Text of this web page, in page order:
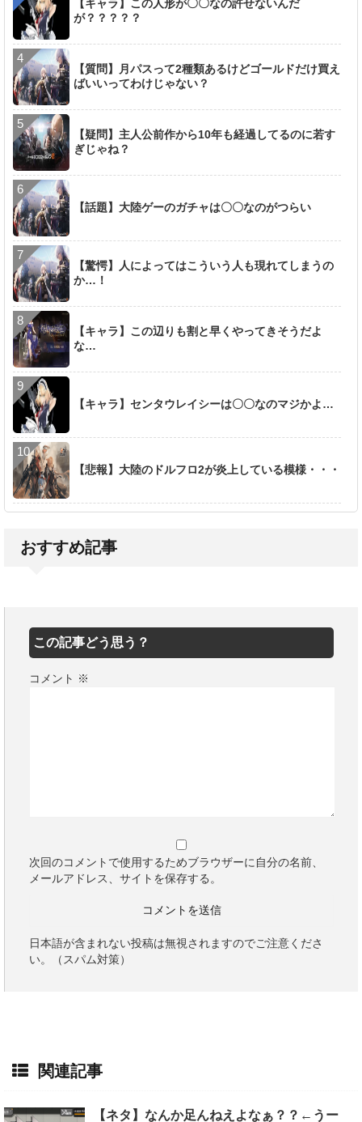
【キャラ】この人形が〇〇なの許せないんだ
が？？？？？
【質問】月パスって2種類あるけどゴールドだけ買え
ばいいってわけじゃない？
【疑問】主人公前作から10年も経過してるのに若す
ぎじゃね？
【話題】大陸ゲーのガチャは〇〇なのがつらい
【驚愕】人によってはこういう人も現れてしまうの
か…！
【キャラ】この辺りも割と早くやってきそうだよ
な…
【キャラ】センタウレイシーは〇〇なのマジかよ…
【悲報】大陸のドルフロ2が炎上している模様・・・
おすすめ記事
この記事どう思う？
コメント ※
次回のコメントで使用するためブラウザーに自分の名前、
メールアドレス、サイトを保存する。
日本語が含まれない投稿は無視されますのでご注意くださ
い。（スパム対策）
関連記事
【ネタ】なんか足んねえよなぁ？？←うー